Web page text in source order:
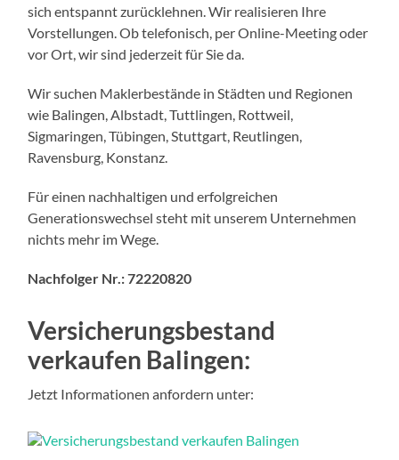
sich entspannt zurücklehnen. Wir realisieren Ihre
Vorstellungen. Ob telefonisch, per Online-Meeting oder
vor Ort, wir sind jederzeit für Sie da.
Wir suchen Maklerbestände in Städten und Regionen
wie Balingen, Albstadt, Tuttlingen, Rottweil,
Sigmaringen, Tübingen, Stuttgart, Reutlingen,
Ravensburg, Konstanz.
Für einen nachhaltigen und erfolgreichen
Generationswechsel steht mit unserem Unternehmen
nichts mehr im Wege.
Nachfolger Nr.:72220820
Versicherungsbestand
verkaufen Balingen:
Jetzt Informationen anfordern unter: